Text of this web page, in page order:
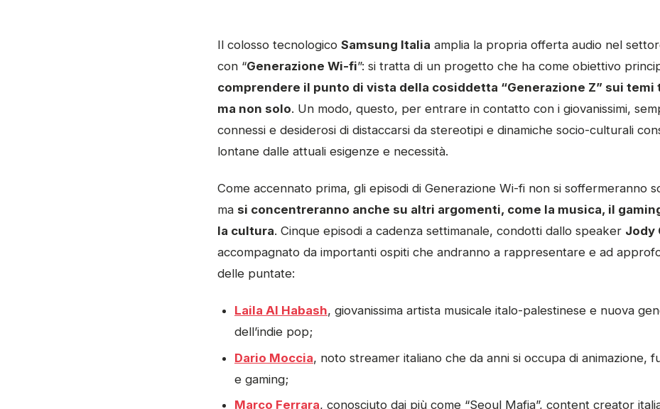
Il colosso tecnologico Samsung Italia amplia la propria offerta audio nel
con “Generazione Wi-fi”: si tratta di un progetto che ha come obiettivo
comprendere il punto di vista della cosiddetta “Generazione Z” sui
ma non solo. Un modo, questo, per entrare in contatto con i giovanissimi,
connessi e desiderosi di distaccarsi da stereotipi e dinamiche socio-culturali
lontane dalle attuali esigenze e necessità.
Come accennato prima, gli episodi di Generazione Wi-fi non si soffermeranno
ma si concentreranno anche su altri argomenti, come la musica, il
la cultura. Cinque episodi a cadenza settimanale, condotti dallo speaker Jody
accompagnato da importanti ospiti che andranno a rappresentare e ad
delle puntate:
Laila Al Habash, giovanissima artista musicale italo-palestinese e nuova
dell’indie pop;
Dario Moccia, noto streamer italiano che da anni si occupa di animazione,
e gaming;
Marco Ferrara, conosciuto dai più come “Seoul Mafia”, content creator